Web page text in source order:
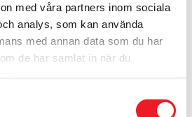
med våra partners inom sociala
analys, som kan använda
med annan data som du har
de har samlat in när du
emot